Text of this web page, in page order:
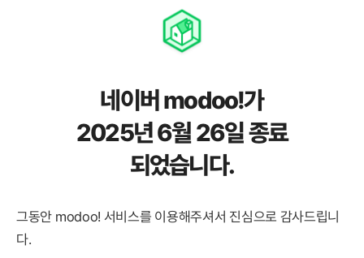
네이버 modoo!가
2025년 6월 26일 종료
되었습니다.
그동안 modoo! 서비스를 이용해주셔서 진심으로 감사드립니
다.